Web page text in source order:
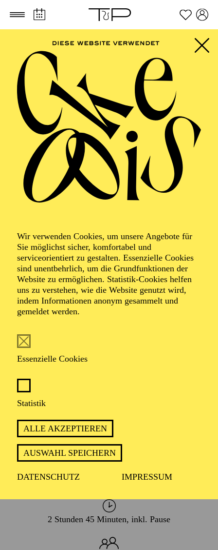
Zum Hauptinhalt springen Zum Footer springen
Wir verwenden Cookies, um unsere Angebote für
Sie möglichst sicher, komfortabel und
serviceorientiert zu gestalten. Essenzielle Cookies
sind unentbehrlich, um die Grundfunktionen der
Website zu ermöglichen. Statistik-Cookies helfen
uns zu verstehen, wie die Website genutzt wird,
indem Informationen anonym gesammelt und
gemeldet werden.
Essenzielle Cookies
Statistik
ALLE AKZEPTIEREN
AUSWAHL SPEICHERN
DATENSCHUTZ IMPRESSUM
AALTO MUSIKTHEATER
Rigo­letto
Oper in drei Akten von Giuseppe Verdi
Libretto von Francesco Maria Piave
TICKETS
EIN CLOWN SCHWÖRT RACHE
WIEDERAUFNAHME
10. Oktober 2026
In italienischer Sprache mit deutschen Übertiteln
2 Stunden 45 Minuten, inkl. Pause